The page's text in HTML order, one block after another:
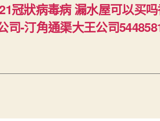
冠狀病毒病 漏水屋可以买
司-汀角通渠大王公司